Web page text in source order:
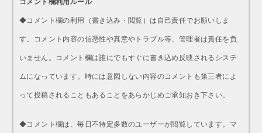
コメント欄利用ルール
◆コメント欄の利用（書き込み・閲覧）は自己責任でお願いしま
す。コメント内容の信憑性や真意やトラブル等、管理者は責任を負
いません。コメント欄は誰にでもすぐに書き込め反映されるシステ
ムになっています。時には意図しない内容のコメントも第三者によ
って投稿されることもあることをあらかじめご承知おき下さい。
◆コメント欄は、毎日不特定多数のユーザーが閲覧しています。マ